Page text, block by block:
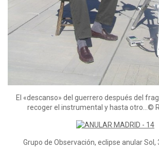
El «descanso» del guerrero después del
recoger el instrumental y hasta otro…©
Grupo de Observación, eclipse anular Sol,